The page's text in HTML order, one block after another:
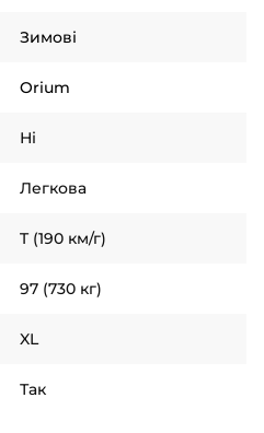
Зимові
Orium
Ні
Легкова
T (190 км/г)
97 (730 кг)
XL
Так